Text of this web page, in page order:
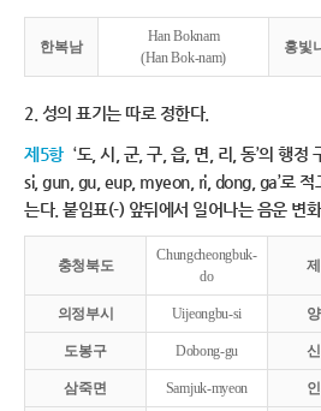
한복남
Han Boknam
(Han Bok-nam)
홍빛
2. 성의 표기는 따로 정한다.
제5항 ‘도, 시, 군, 구, 읍, 면, 리, 동’의 행정
si, gun, gu, eup, myeon, ri, dong, ga’로 적
는다. 붙임표(-) 앞뒤에서 일어나는 음운 변
충청북도
Chungcheongbuk-
do
의정부시 Uijeongbu-si
도봉구 Dobong-gu
삼죽면 Samjuk-myeon